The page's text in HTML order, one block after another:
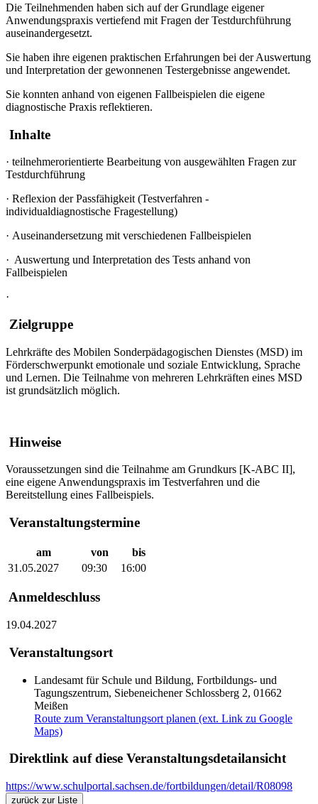
Die Teilnehmenden haben sich auf der Grundlage eigener
Anwendungspraxis vertiefend mit Fragen der Testdurchführung
auseinandergesetzt.
Sie haben ihre eigenen praktischen Erfahrungen bei der Auswertung
und Interpretation der gewonnenen Testergebnisse angewendet.
Sie konnten anhand von eigenen Fallbeispielen die eigene
diagnostische Praxis reflektieren.
Inhalte
· teilnehmerorientierte Bearbeitung von ausgewählten Fragen zur
Testdurchführung
· Reflexion der Passfähigkeit (Testverfahren -
individualdiagnostische Fragestellung)
· Auseinandersetzung mit verschiedenen Fallbeispielen
· Auswertung und Interpretation des Tests anhand von
Fallbeispielen
·
Zielgruppe
Lehrkräfte des Mobilen Sonderpädagogischen Dienstes (MSD) im
Förderschwerpunkt emotionale und soziale Entwicklung, Sprache
und Lernen. Die Teilnahme von mehreren Lehrkräften eines MSD
ist grundsätzlich möglich.
Hinweise
Voraussetzungen sind die Teilnahme am Grundkurs [K-ABC II],
eine eigene Anwendungspraxis im Testverfahren und die
Bereitstellung eines Fallbeispiels.
Veranstaltungstermine
am von
bis
31.05.2027
09:30 16:00
Anmeldeschluss
19.04.2027
Veranstaltungsort
Landesamt für Schule und Bildung, Fortbildungs- und
Tagungszentrum, Siebeneichener Schlossberg 2, 01662
Meißen
Route zum Veranstaltungsort planen (ext. Link zu Google
Maps)
Direktlink auf diese Veranstaltungsdetailansicht
https://www.schulportal.sachsen.de/fortbildungen/detail/R08098
zurück zur Liste